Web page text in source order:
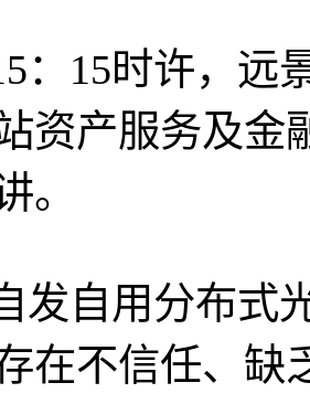
15时许，远
资产服务及
。
自用分布式光
在不信任、缺